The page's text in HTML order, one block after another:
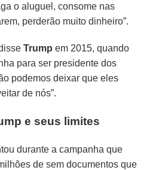
o aluguel, consome nas
perderão muito dinheiro”.
Trump em 2015, quando
para ser presidente dos
podemos deixar que eles
de nós”.
e seus limites
durante a campanha que
de sem documentos que